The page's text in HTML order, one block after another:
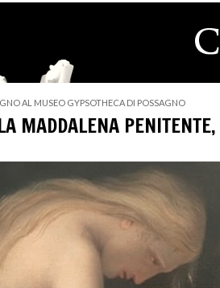
AL MUSEO GYPSOTHECA DI POSSAGNO
MADDALENA